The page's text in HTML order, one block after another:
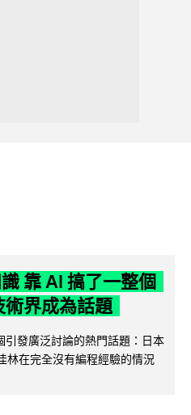
靠 AI 搞了一整個
術界成為話題
引發廣泛討論的熱門話題：日本
林在完全沒有編程經驗的情況